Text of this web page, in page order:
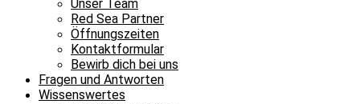
Unser Team
Red Sea Partner
Öffnungszeiten
Kontaktformular
Bewirb dich bei uns
Fragen und Antworten
Wissenswertes